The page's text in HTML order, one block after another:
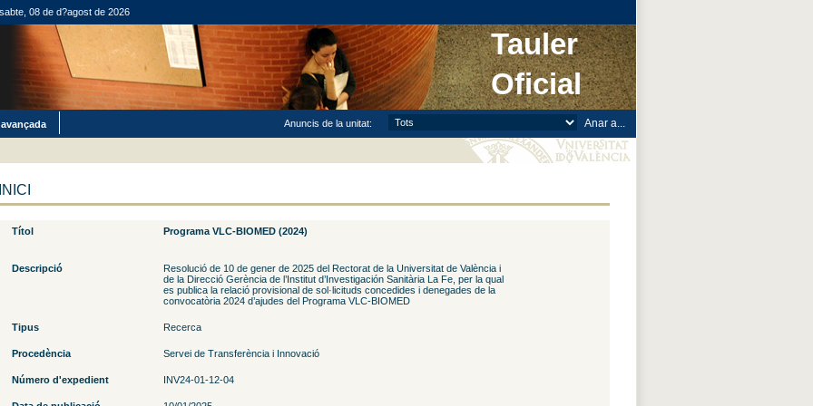
08 de d?agost de 2026
Tauler
Oficial
Anuncis de la unitat:
Títol Programa VLC-BIOMED (2024)
Descripció
Resolució de 10 de gener de 2025 del Rectorat de la Universitat de València i
de la Direcció Gerència de l’Institut d’Investigación Sanitària La Fe, per la qual
es publica la relació provisional de sol·licituds concedides i denegades de la
convocatòria 2024 d’ajudes del Programa VLC-BIOMED
Tipus Recerca
Procedència Servei de Transferència i Innovació
Número d'expedient INV24-01-12-04